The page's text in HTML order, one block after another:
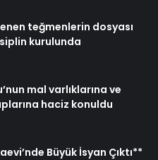
teğmenlerin dosyası
kurulunda
mal varlıklarına ve
haciz konuldu
Büyük İsyan Çıktı**